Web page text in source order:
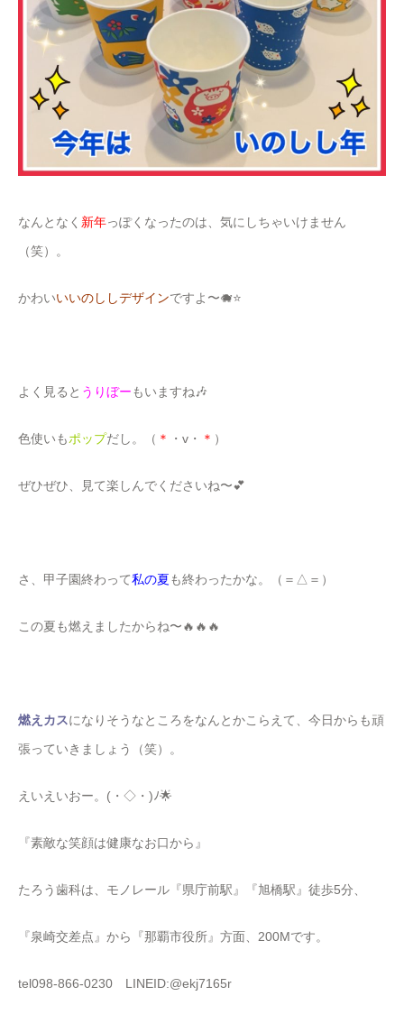
なんとなく 新年っぽくなったのは、気にしちゃいけません
（笑）。
かわいいいのししデザインですよ〜🐗⭐️
よく見ると うりぼーもいますね🎶
色使いもポップだし。（ ＊ ・v・ ＊ ）
ぜひぜひ、見て楽しんでくださいね〜💕
さ、甲子園終わって私の夏も終わったかな。（＝△＝）
この夏も燃えましたからね〜🔥🔥🔥
燃えカスになりそうなところをなんとかこらえて、今日からも頑
張っていきましょう（笑）。
えいえいおー。(・◇・)ﾉ🌟
『素敵な笑顔は健康なお口から』
たろう歯科は、モノレール『県庁前駅』『旭橋駅』徒歩5分、
『泉崎交差点』から『那覇市役所』方面、200Mです。
tel098-866-0230 LINEID:@ekj7165r